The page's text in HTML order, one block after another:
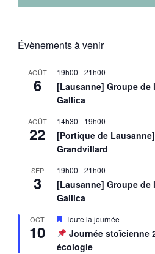
Évènements à venir
AOÛT
6
19h00 -21h00
[Lausanne] Groupe
Gallica
AOÛT
22
14h30 - 19h00
[Portique de
Grandvillard
SEP
3
19h00 -21h00
[Lausanne] Groupe
Gallica
OCT
10
Mis
en
avant
Toute la journée
Journée stoïcienne
écologie